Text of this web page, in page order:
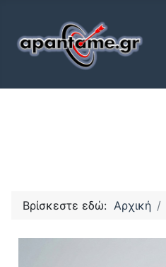
Βρίσκεστε εδώ: Αρχική